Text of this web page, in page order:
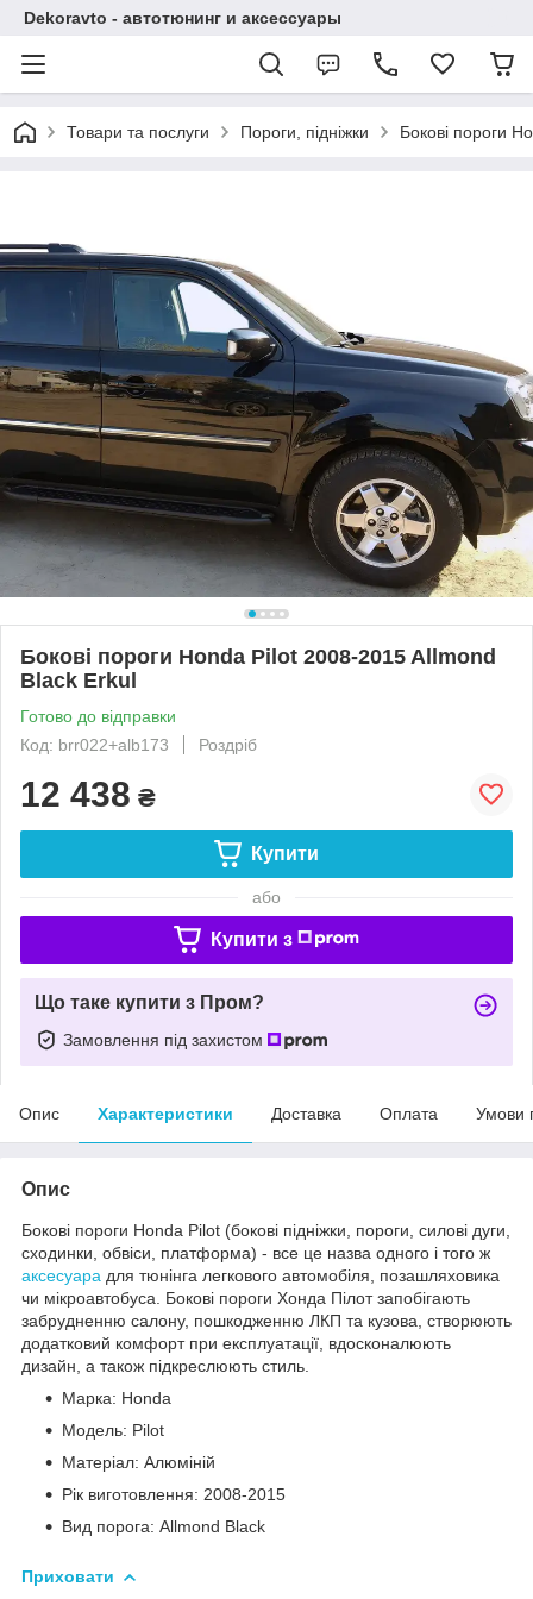
Dekoravto - автотюнинг и аксессуары
Товари та послуги Пороги, підніжки Бокові пороги
Бокові пороги Honda Pilot 2008-2015 Allmond
Black Erkul
Готово до відправки
Код: brr022+alb173
Роздріб
12 438 ₴
Купити
або
Купити з
Що таке купити з Пром?
Замовлення під захистом
Опис Характеристики Доставка Оплата Умови
Опис
Бокові пороги Honda Pilot (бокові підніжки, пороги, силові дуги,
сходинки, обвіси, платформа) - все це назва одного і того ж
аксесуара для тюнінга легкового автомобіля, позашляховика
чи мікроавтобуса. Бокові пороги Хонда Пілот запобігають
забрудненню салону, пошкодженню ЛКП та кузова, створюють
додатковий комфорт при експлуатації, вдосконалюють
дизайн, а також підкреслюють стиль.
Марка: Honda
Модель: Pilot
Матеріал: Алюміній
Рік виготовлення: 2008-2015
Вид порога: Allmond Black
Приховати